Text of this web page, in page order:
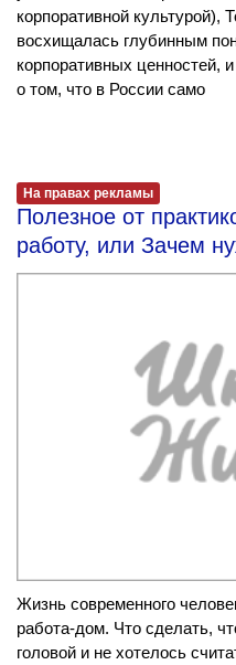
корпоративной культурой),
восхищалась глубинным
корпоративных ценностей,
о том, что в России само
На правах рекламы
Полезное от
работу, или Зачем
Жизнь современного
работа-дом. Что сделать,
головой и не хотелось